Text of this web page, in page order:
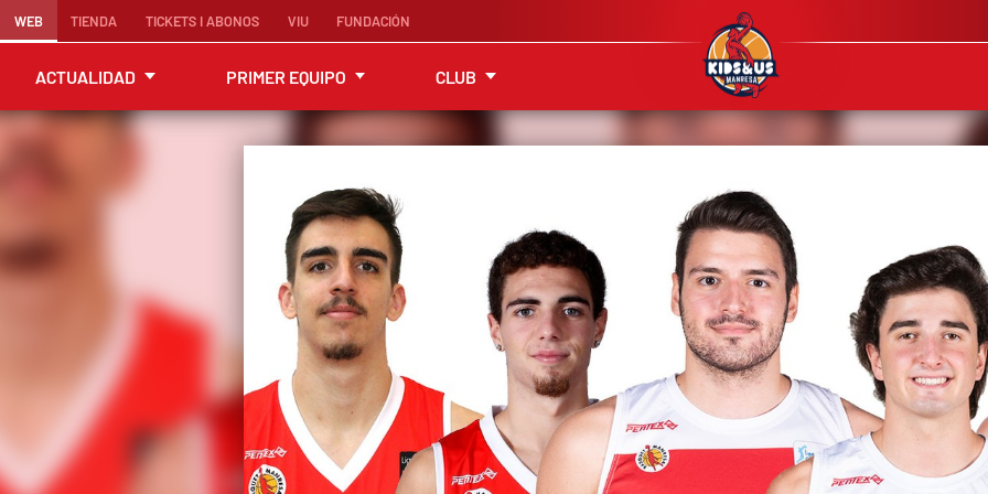
WEB TIENDA TICKETS I ABONOS VIU FUNDACIÓN
ACTUALIDAD PRIMER EQUIPO CLUB